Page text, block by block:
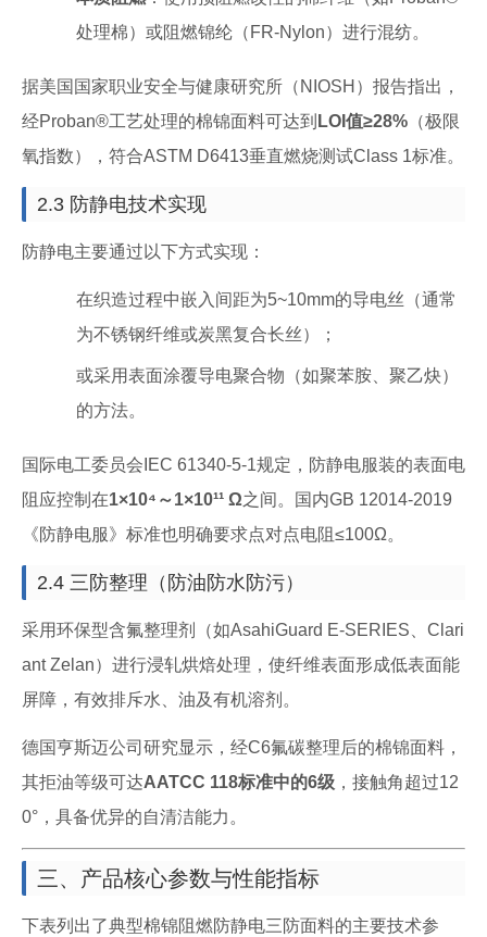
处理棉）或阻燃锦纶（FR-Nylon）进行混纺。
据美国国家职业安全与健康研究所（NIOSH）报告指出，
经Proban®工艺处理的棉锦面料可达到 LOI值≥28% （极限
氧指数），符合ASTM D6413垂直燃烧测试Class 1标准。
2.3 防静电技术实现
防静电主要通过以下方式实现：
在织造过程中嵌入间距为5~10mm的导电丝（通常
为不锈钢纤维或炭黑复合长丝）；
或采用表面涂覆导电聚合物（如聚苯胺、聚乙炔）
的方法。
国际电工委员会IEC 61340-5-1规定，防静电服装的表面电
阻应控制在1×10⁴～1×10¹¹ Ω之间。国内GB 12014-2019
《防静电服》标准也明确要求点对点电阻≤100Ω。
2.4 三防整理（防油防水防污）
采用环保型含氟整理剂（如AsahiGuard E-SERIES、Clari
ant Zelan）进行浸轧烘焙处理，使纤维表面形成低表面能
屏障，有效排斥水、油及有机溶剂。
德国亨斯迈公司研究显示，经C6氟碳整理后的棉锦面料，
其拒油等级可达AATCC 118标准中的6级 ，接触角超过12
0°，具备优异的自清洁能力。
三、产品核心参数与性能指标
下表列出了典型棉锦阻燃防静电三防面料的主要技术参